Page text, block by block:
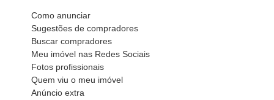
Como anunciar
Sugestões de compradores
Buscar compradores
Meu imóvel nas Redes Sociais
Fotos profissionais
Quem viu o meu imóvel
Anúncio extra